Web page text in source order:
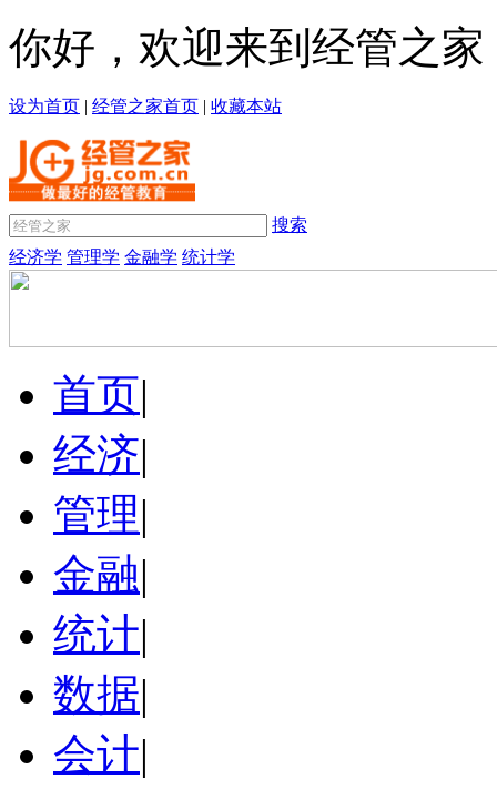
你好，欢迎来到经管之家
设为首页 | 经管之家首页 | 收藏本站
搜索
经济学 管理学 金融学 统计学
首页|
经济|
管理|
金融|
统计|
数据|
会计|